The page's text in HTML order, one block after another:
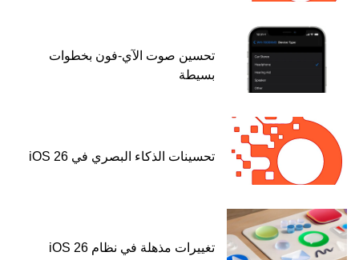
تحسين صوت الآي-فون بخطوات
بسيطة
تحسينات الذكاء البصري في iOS 26
تغييرات مذهلة في نظام iOS 26